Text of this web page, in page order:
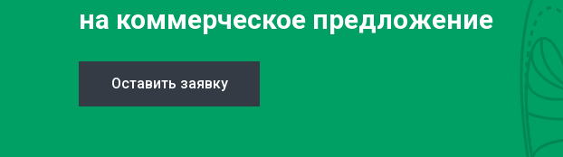
на коммерческое предложение
Оставить заявку